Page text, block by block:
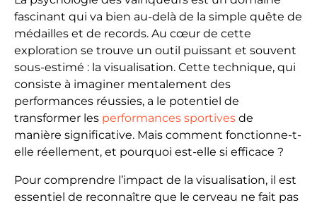
fascinant qui va bien au-delà de la simple quête de
médailles et de records. Au cœur de cette
exploration se trouve un outil puissant et souvent
sous-estimé : la visualisation. Cette technique, qui
consiste à imaginer mentalement des
performances réussies, a le potentiel de
transformer les performances sportives de
manière significative. Mais comment fonctionne-t-
elle réellement, et pourquoi est-elle si efficace ?
Pour comprendre l’impact de la visualisation, il est
essentiel de reconnaître que le cerveau ne fait pas